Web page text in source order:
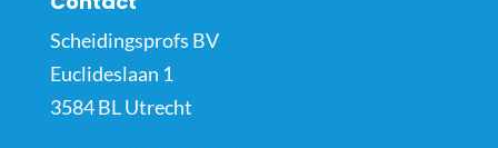
Scheidingsprofs BV
Euclideslaan 1
3584 BL Utrecht